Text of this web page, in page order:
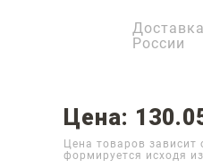
России
Цена:
Цена товаров
формируется исходя